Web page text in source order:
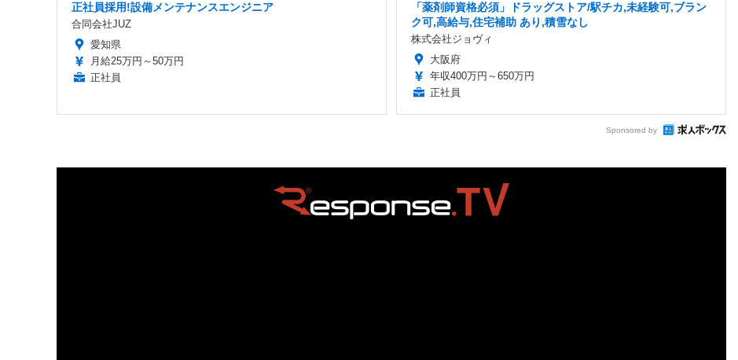
正社員採用!設備メンテナンスエンジニア
合同会社JUZ
愛知県
月給25万円～50万円
正社員
「薬剤師資格必須」ドラッグストア/駅チカ,未経験可,ブラン
ク可,高給与,住宅補助 あり,積雪なし
株式会社ジョヴィ
大阪府
年収400万円～650万円
正社員
Sponsored by